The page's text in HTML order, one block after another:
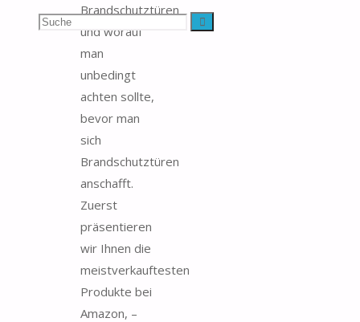
Suchen Suche
Brandschutztüren
und worauf
man
unbedingt
achten sollte,
bevor man
sich
Brandschutztüren
anschafft.
Zuerst
präsentieren
wir Ihnen die
meistverkauftesten
Produkte bei
Amazon, –